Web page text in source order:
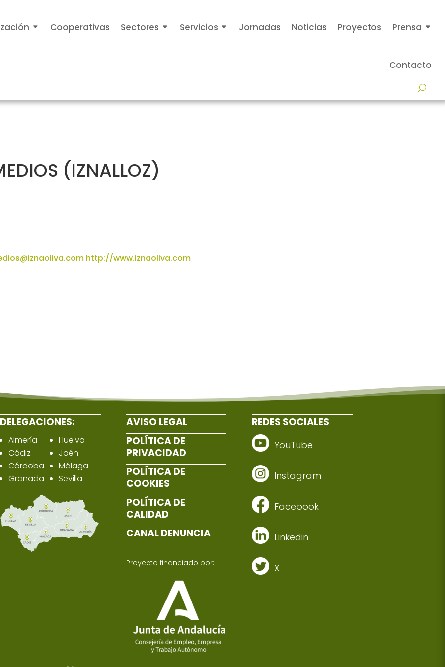
Cooperativas Sectores Servicios Jornadas Noticias Proyectos Prensa
Contacto
(IZNALLOZ)
http://www.iznaoliva.com
DELEGACIONES:
Almería
Cádiz
Córdoba
Granada
Huelva
Jaén
Málaga
Sevilla
AVISO LEGAL
POLÍTICA DE
PRIVACIDAD
POLÍTICA DE
COOKIES
POLÍTICA DE
CALIDAD
CANAL DENUNCIA
Proyecto financiado por:
REDES SOCIALES
YouTube
Instagram
Facebook
Linkedin
X